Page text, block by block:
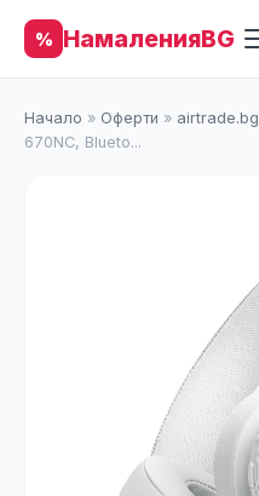
% НамаленияBG
Начало » Оферти » airtrade.bg
670NC, Blueto...